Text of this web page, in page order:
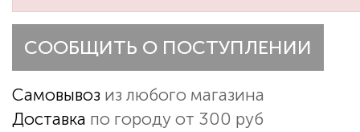
СООБЩИТЬ О ПОСТУПЛЕНИИ
Самовывоз из любого магазина
Доставка по городу от 300 руб